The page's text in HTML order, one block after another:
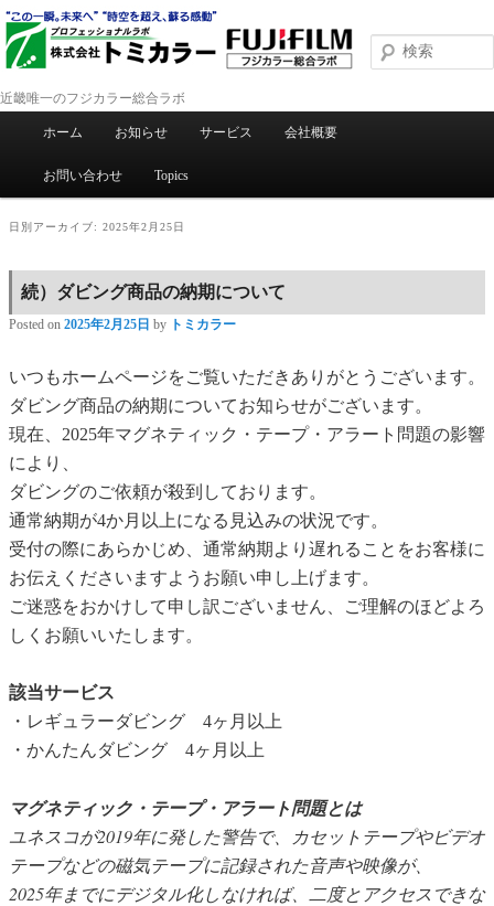
近畿唯一のフジカラー総合ラボ
メインメニュー
メインコンテンツへ移動
サブコンテンツへ移動
ホーム お知らせ サービス 会社概要
お問い合わせ Topics
日別アーカイブ: 2025年2月25日
続）ダビング商品の納期について
Posted on 2025年2月25日 by トミカラー
いつもホームページをご覧いただきありがとうございます。
ダビング商品の納期についてお知らせがございます。
現在、2025年マグネティック・テープ・アラート問題の影響
により、
ダビングのご依頼が殺到しております。
通常納期が4か月以上になる見込みの状況です。
受付の際にあらかじめ、通常納期より遅れることをお客様に
お伝えくださいますようお願い申し上げます。
ご迷惑をおかけして申し訳ございません、ご理解のほどよろ
しくお願いいたします。
該当サービス
・レギュラーダビング 4ヶ月以上
・かんたんダビング 4ヶ月以上
マグネティック・テープ・アラート問題とは
ユネスコが2019年に発した警告で、カセットテープやビデオ
テープなどの磁気テープに記録された音声や映像が、
2025年までにデジタル化しなければ、二度とアクセスできな